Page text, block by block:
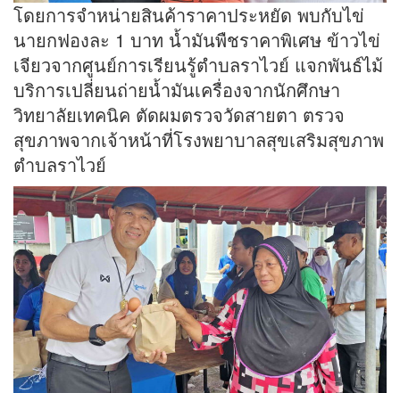
โดยการจำหน่ายสินค้าราคาประหยัด พบกับไข่
นายกฟองละ 1 บาท น้ำมันพืชราคาพิเศษ ข้าวไข่
เจียวจากศูนย์การเรียนรู้ตำบลราไวย์ แจกพันธ์ไม้
บริการเปลี่ยนถ่ายน้ำมันเครื่องจากนักศึกษา
วิทยาลัยเทคนิค ตัดผมตรวจวัดสายตา ตรวจ
สุขภาพจากเจ้าหน้าที่โรงพยาบาลสุขเสริมสุขภาพ
ตำบลราไวย์